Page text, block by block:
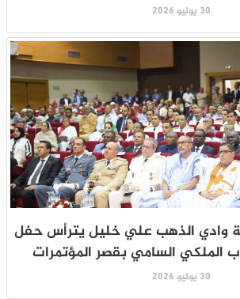
30 يوليو 2026
وادي الذهب علي خليل يترأس حفل
الملكي السامي بقصر المؤتمرات
30 يوليو 2026